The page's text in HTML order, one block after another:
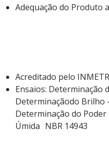
Adequação do Produto
Acreditado pelo
Ensaios: Determinação
Determinaçãodo Brilho
Determinação do
Úmida NBR 14943